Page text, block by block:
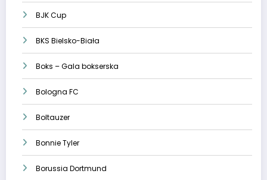
BJK Cup
BKS Bielsko-Biała
Boks – Gala bokserska
Bologna FC
Boltauzer
Bonnie Tyler
Borussia Dortmund